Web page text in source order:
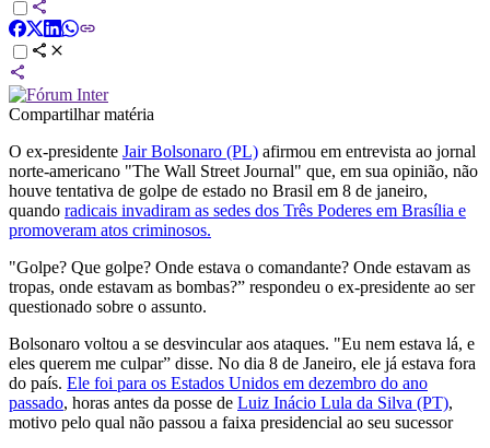
Compartilhar matéria
O ex-presidente Jair Bolsonaro (PL) afirmou em entrevista ao jornal
norte-americano "The Wall Street Journal" que, em sua opinião, não
houve tentativa de golpe de estado no Brasil em 8 de janeiro,
quando radicais invadiram as sedes dos Três Poderes em Brasília e
promoveram atos criminosos.
"Golpe? Que golpe? Onde estava o comandante? Onde estavam as
tropas, onde estavam as bombas?” respondeu o ex-presidente ao ser
questionado sobre o assunto.
Bolsonaro voltou a se desvincular aos ataques. "Eu nem estava lá, e
eles querem me culpar” disse. No dia 8 de Janeiro, ele já estava fora
do país. Ele foi para os Estados Unidos em dezembro do ano
passado, horas antes da posse de Luiz Inácio Lula da Silva (PT),
motivo pelo qual não passou a faixa presidencial ao seu sucessor